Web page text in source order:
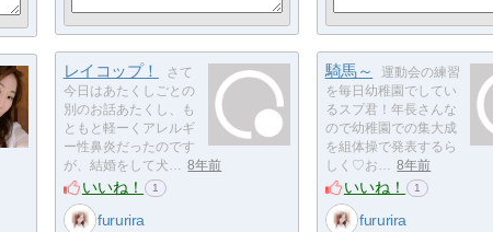
レイコップ！
さて
今日はあたくしごとの
別のお話あたくし、も
ともと軽ーくアレルギ
ー性鼻炎だったのです
が、結婚をして犬…
8年前
いいね！ 1
fururira
騎馬～
運動会の練習
を毎日幼稚園でしてい
るスプ君！年長さんな
ので幼稚園での集大成
を組体操で発表するら
しく♡お…
8年前
いいね！ 1
fururira